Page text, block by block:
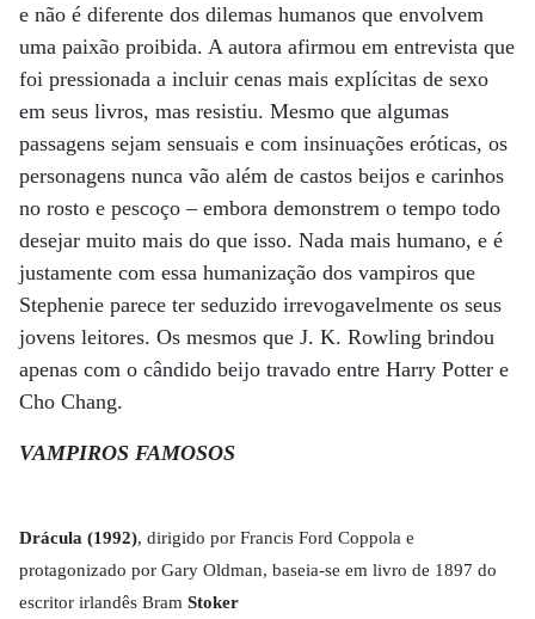
e não é diferente dos dilemas humanos que envolvem
uma paixão proibida. A autora afirmou em entrevista que
foi pressionada a incluir cenas mais explícitas de sexo
em seus livros, mas resistiu. Mesmo que algumas
passagens sejam sensuais e com insinuações eróticas, os
personagens nunca vão além de castos beijos e carinhos
no rosto e pescoço – embora demonstrem o tempo todo
desejar muito mais do que isso. Nada mais humano, e é
justamente com essa humanização dos vampiros que
Stephenie parece ter seduzido irrevogavelmente os seus
jovens leitores. Os mesmos que J. K. Rowling brindou
apenas com o cândido beijo travado entre Harry Potter e
Cho Chang.
VAMPIROS FAMOSOS
Drácula (1992), dirigido por Francis Ford Coppola e
protagonizado por Gary Oldman, baseia-se em livro de 1897 do
escritor irlandês Bram Stoker